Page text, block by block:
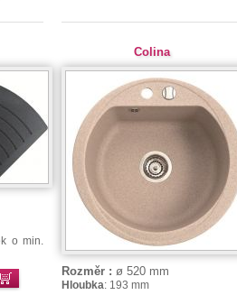
o min.
Colina
Rozměr : ø 520 mm
Hloubka: 193 mm